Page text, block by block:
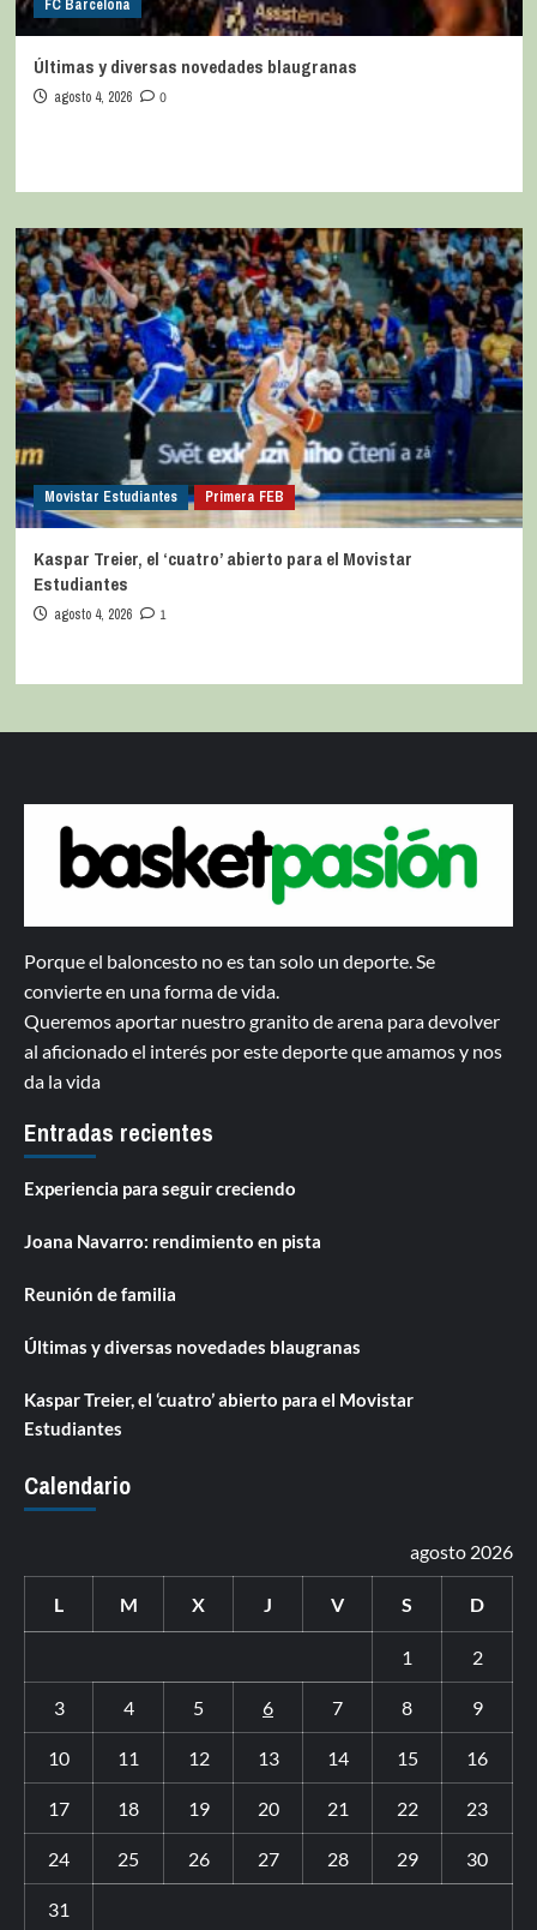
FC Barcelona
Últimas y diversas novedades blaugranas
agosto 4, 2026 0
Movistar Estudiantes Primera FEB
Kaspar Treier, el ‘cuatro’ abierto para el Movistar
Estudiantes
agosto 4, 2026 1
Porque el baloncesto no es tan solo un deporte. Se
convierte en una forma de vida.
Queremos aportar nuestro granito de arena para devolver
al aficionado el interés por este deporte que amamos y nos
da la vida
Entradas recientes
Experiencia para seguir creciendo
Joana Navarro: rendimiento en pista
Reunión de familia
Últimas y diversas novedades blaugranas
Kaspar Treier, el ‘cuatro’ abierto para el Movistar
Estudiantes
Calendario
agosto 2026
L M X J V S D
1 2
3 4 5 6 7 8 9
10 11 12 13 14 15 16
17 18 19 20 21 22 23
24 25 26 27 28 29 30
31